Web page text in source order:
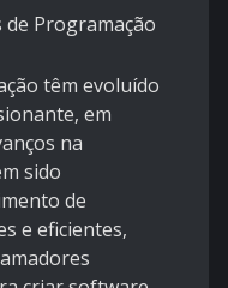
de Programação
têm evoluído
em
na
sido
de
e eficientes,